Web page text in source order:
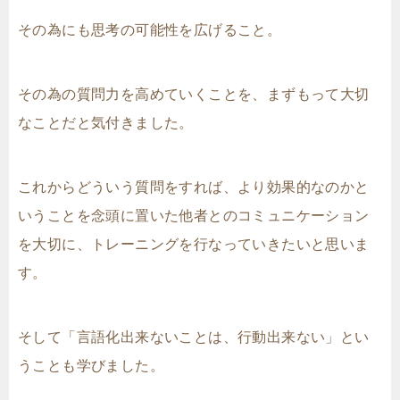
その為にも思考の可能性を広げること。
その為の質問力を高めていくことを、まずもって大切
なことだと気付きました。
これからどういう質問をすれば、より効果的なのかと
いうことを念頭に置いた他者とのコミュニケーション
を大切に、トレーニングを行なっていきたいと思いま
す。
そして「言語化出来ないことは、行動出来ない」とい
うことも学びました。